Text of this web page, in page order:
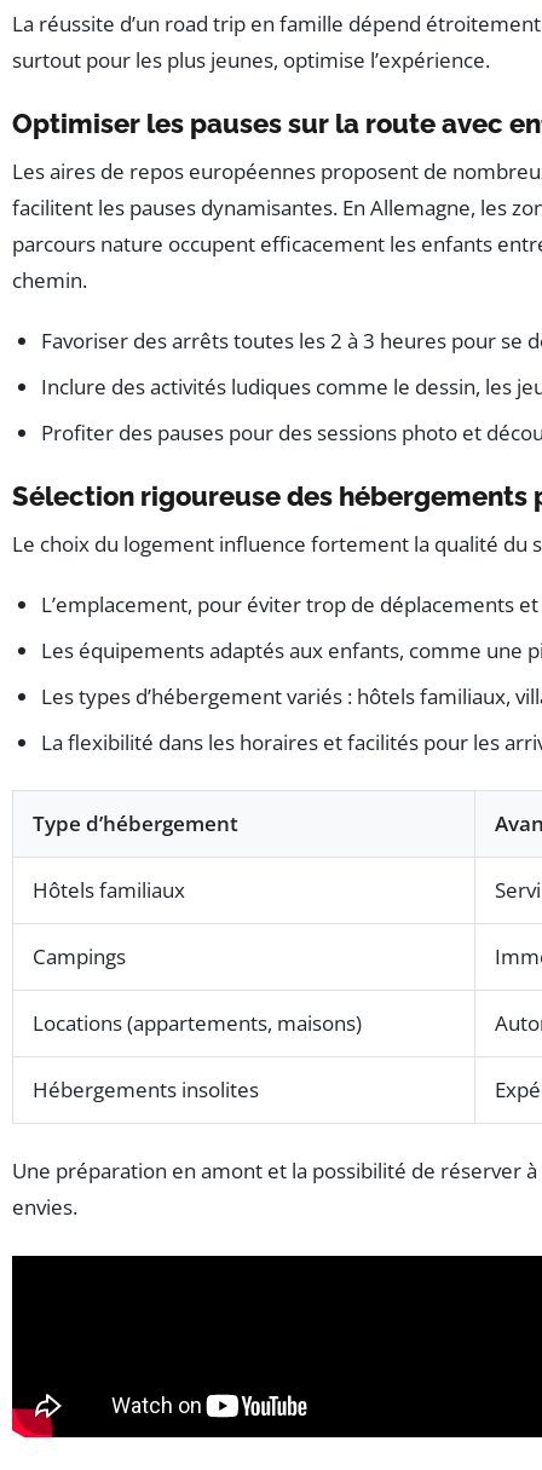
La réussite d’un road trip en famille dépend
surtout pour les plus jeunes, optimise l’expérience.
Optimiser les pauses sur la route avec
Les aires de repos européennes proposent de
facilitent les pauses dynamisantes. En Allemagne, les
parcours nature occupent efficacement les enfants
chemin.
Favoriser des arrêts toutes les 2 à 3 heures pour se
Inclure des activités ludiques comme le dessin, les
Profiter des pauses pour des sessions photo et
Sélection rigoureuse des
Le choix du logement influence fortement la qualité du
L’emplacement, pour éviter trop de déplacements
Les équipements adaptés aux enfants, comme une
Les types d’hébergement variés : hôtels familiaux,
La flexibilité dans les horaires et facilités pour les
Type d’hébergement
Hôtels familiaux
Campings
Locations (appartements, maisons)
Hébergements insolites
Une préparation en amont et la possibilité de réserver
envies.